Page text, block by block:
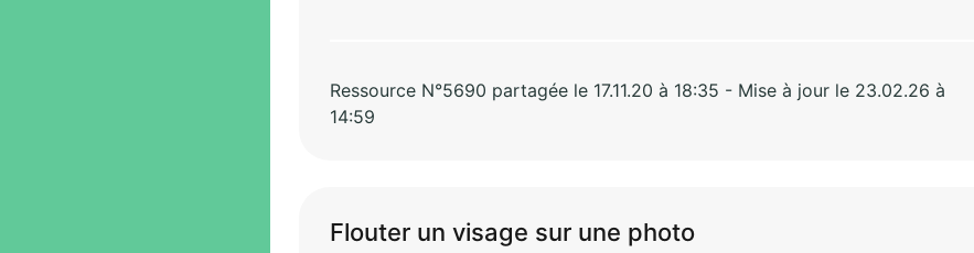
Ressource N°5690 partagée le 17.11.20 à 18:35 - Mise à jour le 23.02.26 à
14:59
Flouter un visage sur une photo